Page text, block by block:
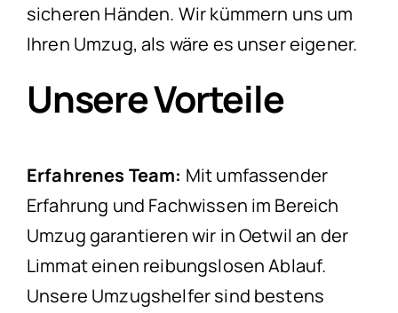
sicheren Händen. Wir kümmern uns um
Ihren Umzug, als wäre es unser eigener.
Unsere Vorteile
Erfahrenes Team: Mit umfassender
Erfahrung und Fachwissen im Bereich
Umzug garantieren wir in Oetwil an der
Limmat einen reibungslosen Ablauf.
Unsere Umzugshelfer sind bestens